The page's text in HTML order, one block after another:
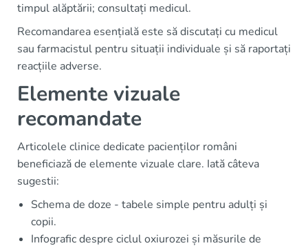
timpul alăptării; consultați medicul.
Recomandarea esențială este să discutați cu medicul
sau farmacistul pentru situații individuale și să raportați
reacțiile adverse.
Elemente vizuale
recomandate
Articolele clinice dedicate pacienților români
beneficiază de elemente vizuale clare. Iată câteva
sugestii:
Schema de doze - tabele simple pentru adulți și
copii.
Infografic despre ciclul oxiurozei și măsurile de